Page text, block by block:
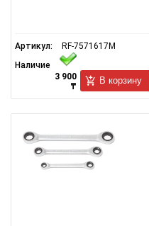
Артикул:
RF-7571617M
Наличие
3 900
₸
В корзину